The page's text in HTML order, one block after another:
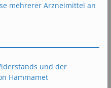
mehrerer Arzneimittel an
und der
Hammamet